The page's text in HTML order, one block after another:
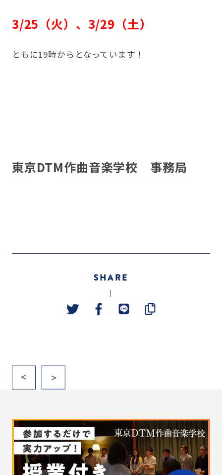
3/25（火）、3/29（土）
ともに19時からとなっています！
東京DTM作曲音楽学校 事務局
SHARE